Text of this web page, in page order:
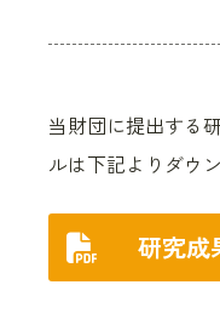
当財団に提出する
ルは下記よりダウ
研究成